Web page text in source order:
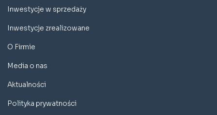
Inwestycje w sprzedaży
Inwestycje zrealizowane
O Firmie
Media o nas
Aktualności
Polityka prywatności